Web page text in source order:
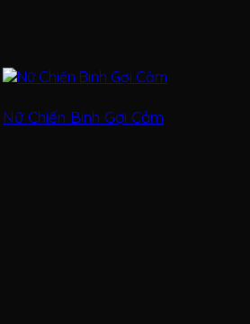
Nữ Chiến Binh Gợi Cảm